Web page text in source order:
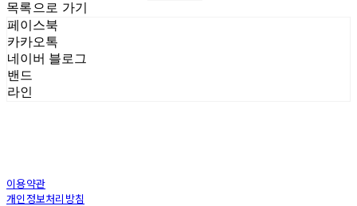
목록으로 가기
페이스북
카카오톡
네이버 블로그
밴드
라인
이용약관
개인정보처리방침